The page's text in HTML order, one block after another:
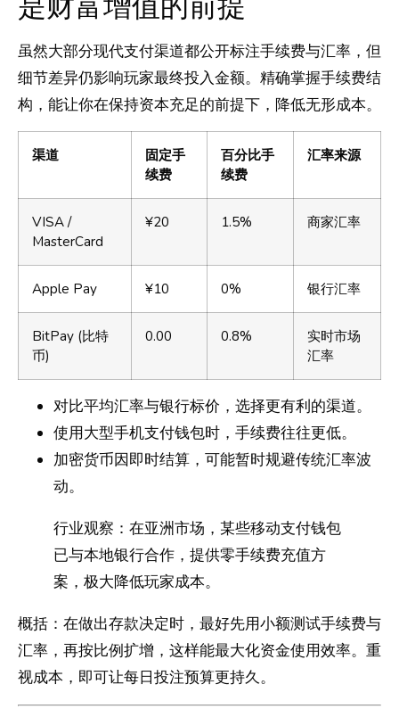
虽然大部分现代支付渠道都公开标注手续费与汇率，但
细节差异仍影响玩家最终投入金额。精确掌握手续费结
构，能让你在保持资本充足的前提下，降低无形成本。
渠道
固定手
续费
百分比手
续费
汇率来源
VISA /
MasterCard
¥20 1.5% 商家汇率
Apple Pay ¥10 0% 银行汇率
BitPay (比特
币)
0.00 0.8%
实时市场
汇率
对比平均汇率与银行标价，选择更有利的渠道。
使用大型手机支付钱包时，手续费往往更低。
加密货币因即时结算，可能暂时规避传统汇率波
动。
行业观察：在亚洲市场，某些移动支付钱包
已与本地银行合作，提供零手续费充值方
案，极大降低玩家成本。
概括：在做出存款决定时，最好先用小额测试手续费与
汇率，再按比例扩增，这样能最大化资金使用效率。重
视成本，即可让每日投注预算更持久。